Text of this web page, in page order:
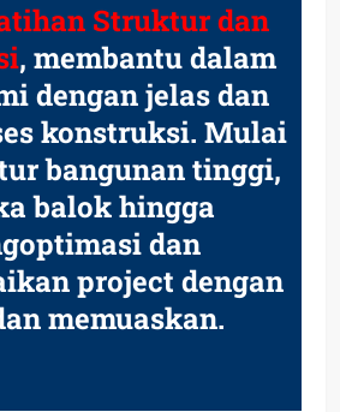
Struktur dan
, membantu dalam
dengan jelas dan
konstruksi. Mulai
bangunan tinggi,
balok hingga
dan
project dengan
memuaskan.